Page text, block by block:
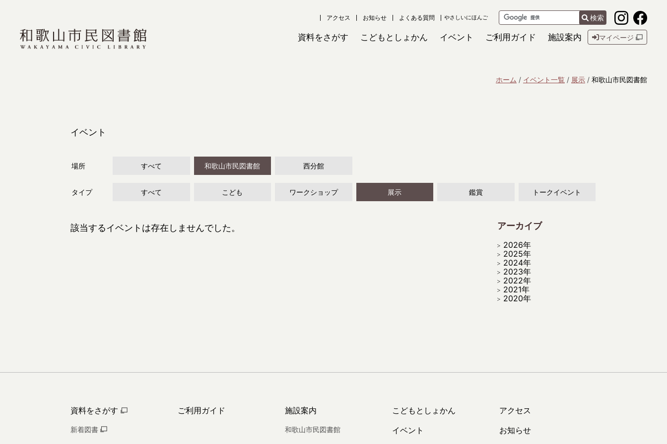
アクセス お知らせ よくある質問 やさしいにほんご 検索
資料をさがす こどもとしょかん イベント ご利用ガイド 施設案内 マイページ
ホーム イベント一覧 展示 和歌山市民図書館
イベント
場所 すべて 和歌山市民図書館 西分館
タイプ すべて こども ワークショップ 展示 鑑賞 トークイベント
該当するイベントは存在しませんでした。 アーカイブ
2026年
2025年
2024年
2023年
2022年
2021年
2020年
資料をさがす
新着図書
ご利用ガイド 施設案内
和歌山市民図書館
こどもとしょかん
イベント
アクセス
お知らせ